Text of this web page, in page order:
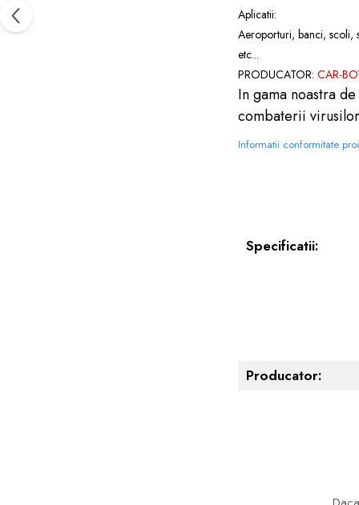
Aplicatii:
Aeroporturi, banci, scoli,
etc...
PRODUCATOR: CAR-
In gama noastra
combaterii
Informatii conformitate
Specificatii:
Producator: